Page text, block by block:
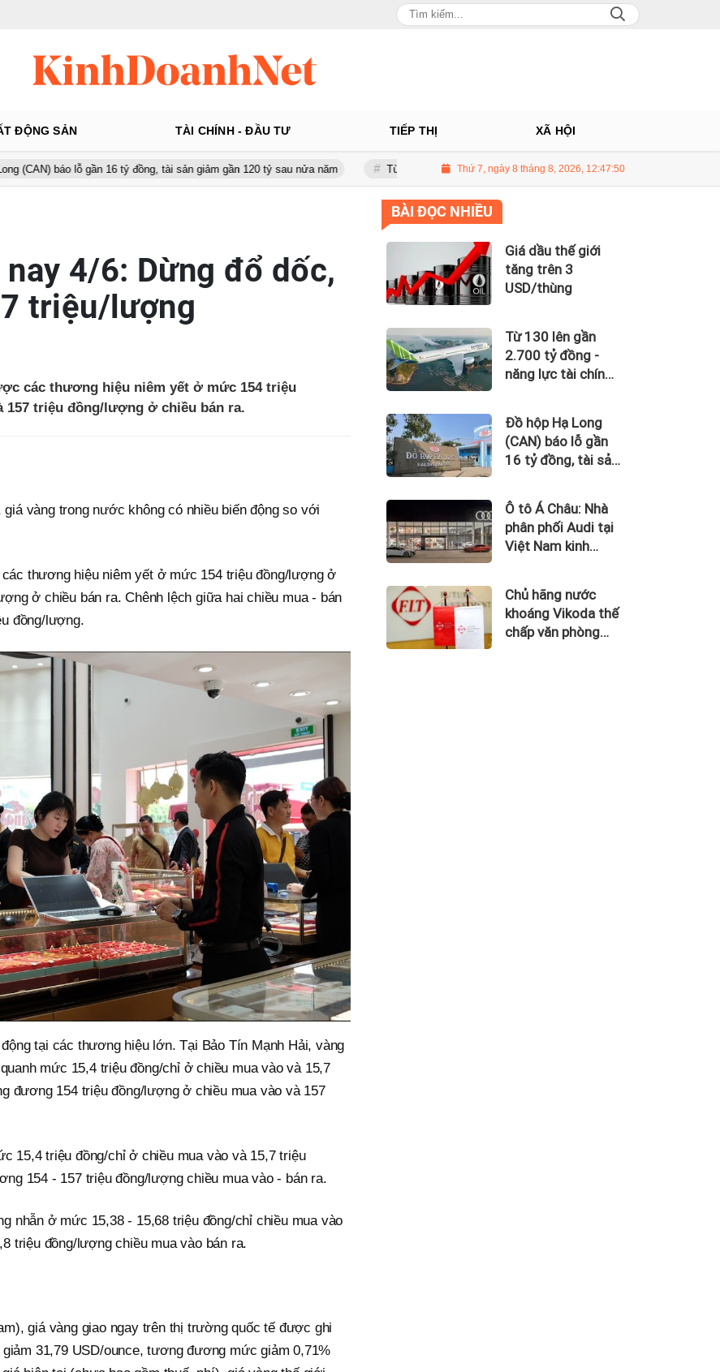
ĐỘNG SẢN TÀI CHÍNH - ĐẦU TƯ TIẾP THỊ XÃ HỘI
lỗ gần 16 tỷ đồng, tài sản giảm gần 120 tỷ sau nửa năm Từ 130 lên gần 2.700 tỷ đồng - năng lực tài chính của Bamboo Airways nhìn từ
Thứ 7, ngày 8 tháng 8, 2026, 12:47:52
4/6: Dừng đổ dốc,
triệu/lượng
các thương hiệu niêm yết ở mức 154 triệu
triệu đồng/lượng ở chiều bán ra.
vàng trong nước không có nhiều biến động so với
thương hiệu niêm yết ở mức 154 triệu đồng/lượng ở
ở chiều bán ra. Chênh lệch giữa hai chiều mua - bán
đồng/lượng.
tại các thương hiệu lớn. Tại Bảo Tín Mạnh Hải, vàng
mức 15,4 triệu đồng/chỉ ở chiều mua vào và 15,7
đương 154 triệu đồng/lượng ở chiều mua vào và 157
15,4 triệu đồng/chỉ ở chiều mua vào và 15,7 triệu
154 - 157 triệu đồng/lượng chiều mua vào - bán ra.
nhẫn ở mức 15,38 - 15,68 triệu đồng/chỉ chiều mua vào
triệu đồng/lượng chiều mua vào bán ra.
giá vàng giao ngay trên thị trường quốc tế được ghi
31,79 USD/ounce, tương đương mức giảm 0,71%
BÀI ĐỌC NHIỀU
Giá dầu thế giới
tăng trên 3
USD/thùng
Từ 130 lên gần
2.700 tỷ đồng -
năng lực tài chính
Airways nhìn từ
công nợ với ACV
Đồ hộp Hạ Long
(CAN) báo lỗ gần
16 tỷ đồng, tài sản
sau nửa năm
Ô tô Á Châu: Nhà
phân phối Audi tại
Việt Nam kinh
Chủ hãng nước
khoáng Vikoda thế
chấp văn phòng